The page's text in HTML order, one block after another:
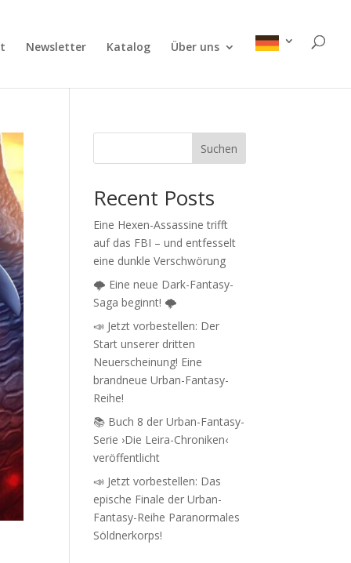
Newsletter Katalog Über uns
Suchen
Recent Posts
Eine Hexen-Assassine trifft
auf das FBI – und entfesselt
eine dunkle Verschwörung
🌩️ Eine neue Dark-Fantasy-
Saga beginnt! 🌩️
📣 Jetzt vorbestellen: Der
Start unserer dritten
Neuerscheinung! Eine
brandneue Urban-Fantasy-
Reihe!
📚 Buch 8 der Urban-Fantasy-
Serie ›Die Leira-Chroniken‹
veröffentlicht
📣 Jetzt vorbestellen: Das
epische Finale der Urban-
Fantasy-Reihe Paranormales
Söldnerkorps!